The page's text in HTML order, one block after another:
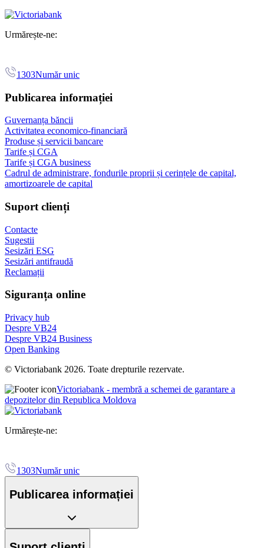
Urmărește-ne:
1303Număr unic
Publicarea informației
Guvernanța băncii
Activitatea economico-financiară
Produse și servicii bancare
Tarife și CGA
Tarife și CGA business
Cadrul de administrare, fondurile proprii și cerințele de capital,
amortizoarele de capital
Suport clienți
Contacte
Sugestii
Sesizări ESG
Sesizări antifraudă
Reclamații
Siguranța online
Privacy hub
Despre VB24
Despre VB24 Business
Open Banking
© Victoriabank 2026. Toate drepturile rezervate.
Victoriabank - membră a schemei de garantare a
depozitelor din Republica Moldova
Urmărește-ne:
1303Număr unic
Publicarea informației